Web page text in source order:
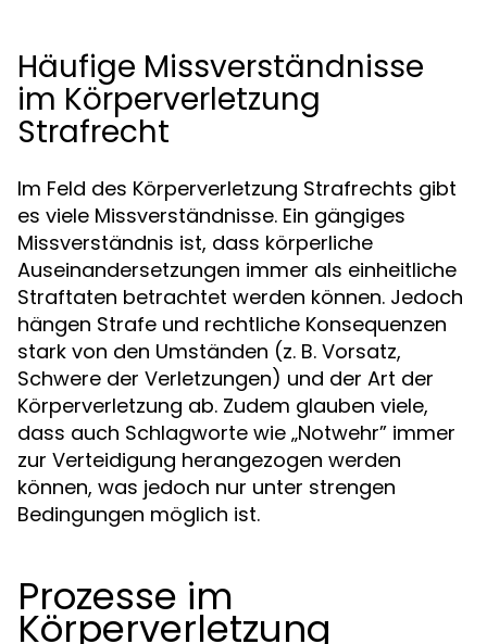
Häufige Missverständnisse
im Körperverletzung
Strafrecht
Im Feld des Körperverletzung Strafrechts gibt
es viele Missverständnisse. Ein gängiges
Missverständnis ist, dass körperliche
Auseinandersetzungen immer als einheitliche
Straftaten betrachtet werden können. Jedoch
hängen Strafe und rechtliche Konsequenzen
stark von den Umständen (z. B. Vorsatz,
Schwere der Verletzungen) und der Art der
Körperverletzung ab. Zudem glauben viele,
dass auch Schlagworte wie „Notwehr” immer
zur Verteidigung herangezogen werden
können, was jedoch nur unter strengen
Bedingungen möglich ist.
Prozesse im
Körperverletzung